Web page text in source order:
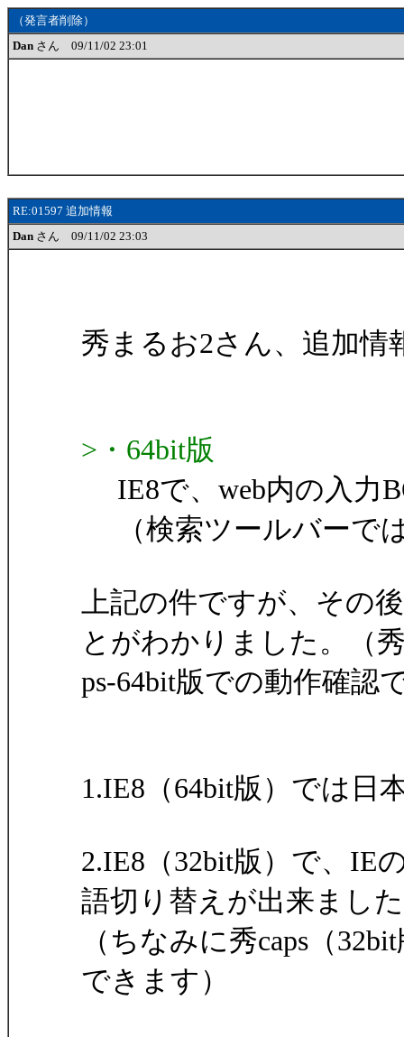
（発言者削除）
Dan さん 09/11/02 23:01
RE:01597 追加情報
Dan さん 09/11/02 23:03
秀まるお2さん、追加情
>・64bit版
IE8で、web内の入力
（検索ツールバーで
上記の件ですが、その
とがわかりました。（
ps-64bit版での動作確認
1.IE8（64bit版）では日
2.IE8（32bit版）で、IE
語切り替えが出来まし
（ちなみに秀caps（
できます）